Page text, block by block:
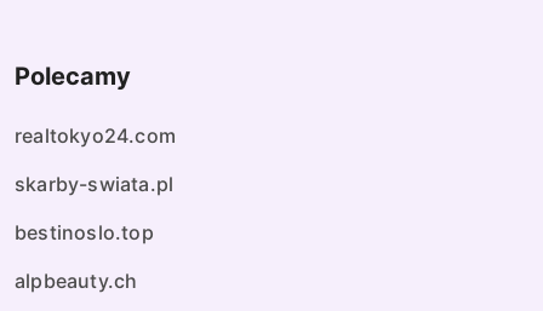
Polecamy
realtokyo24.com
skarby-swiata.pl
bestinoslo.top
alpbeauty.ch